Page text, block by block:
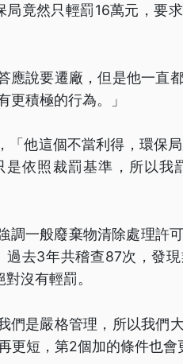
竟然只輕罰16萬元，要
應說要遷廠，但是他一直
更積極的行為。」
「他這個不當利得，環保
依照裁罰基準，所以我
調一般廢棄物清除處理許
過去3年共稽查87次，發
沒有輕罰。
們是嚴格管理，所以我們
更短，第2個加的條件也會